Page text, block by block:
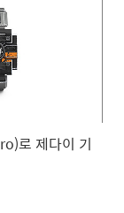
로 제다이 기